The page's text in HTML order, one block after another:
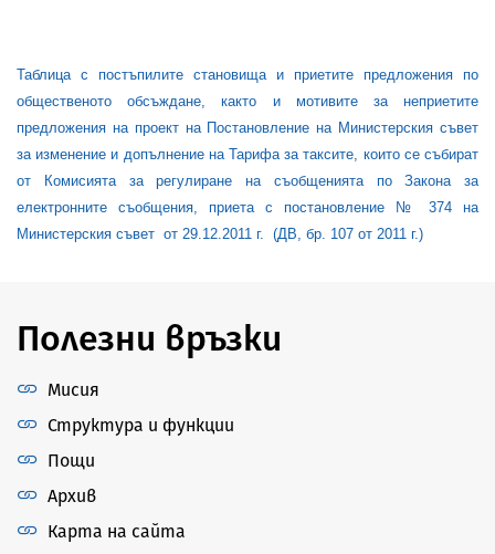
Таблица с постъпилите становища и приетите предложения по
общественото обсъждане, както и мотивите за неприетите
предложения на проект на Постановление на Министерския съвет
за изменение и допълнение на Тарифа за таксите, които се събират
от Комисията за регулиране на съобщенията по Закона за
електронните съобщения, приета с постановление № 374 на
Министерския съвет от 29.12.2011 г. (ДВ, бр. 107 от 2011 г.)
Полезни връзки
Мисия
Структура и функции
Пощи
Архив
Карта на сайта